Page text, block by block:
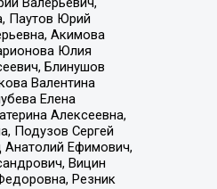
Паутов Юрий
Акимова
Юлия
Блинушов
Валентина
Елена
Алексеевна,
Подузов Сергей
Анатолий Ефимович,
Вицин
Резник